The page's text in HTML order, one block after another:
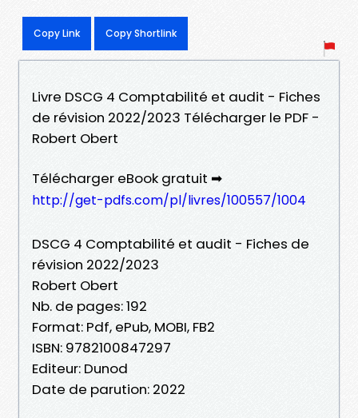
Copy Link Copy Shortlink
Livre DSCG 4 Comptabilité et audit - Fiches
de révision 2022/2023 Télécharger le PDF -
Robert Obert
Télécharger eBook gratuit ➡
http://get-pdfs.com/pl/livres/100557/1004
DSCG 4 Comptabilité et audit - Fiches de
révision 2022/2023
Robert Obert
Nb. de pages: 192
Format: Pdf, ePub, MOBI, FB2
ISBN: 9782100847297
Editeur: Dunod
Date de parution: 2022